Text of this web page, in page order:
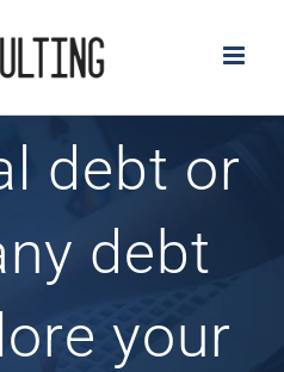
debt or
debt
your